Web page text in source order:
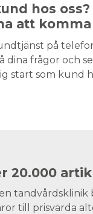
hos
att
på
dina frågor och
start som kund
20.000
tandvårdsklinik
till prisvärda